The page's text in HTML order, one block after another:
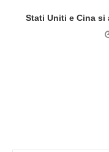
Stati Uniti e Cina si